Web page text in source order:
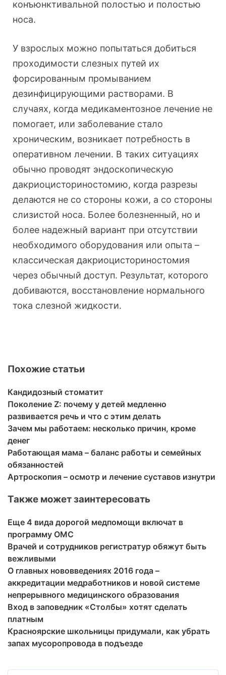
конъюнктивальной полостью и полостью
носа.
У взрослых можно попытаться добиться
проходимости слезных путей их
форсированным промыванием
дезинфицирующими растворами. В
случаях, когда медикаментозное лечение не
помогает, или заболевание стало
хроническим, возникает потребность в
оперативном лечении. В таких ситуациях
обычно проводят эндоскопическую
дакриоцисториностомию, когда разрезы
делаются не со стороны кожи, а со стороны
слизистой носа. Более болезненный, но и
более надежный вариант при отсутствии
необходимого оборудования или опыта –
классическая дакриоцисториностомия
через обычный доступ. Результат, которого
добиваются, восстановление нормального
тока слезной жидкости.
Похожие статьи
Кандидозный стоматит
Поколение Z: почему у детей медленно
развивается речь и что с этим делать
Зачем мы работаем: несколько причин, кроме
денег
Работающая мама – баланс работы и семейных
обязанностей
Артроскопия – осмотр и лечение суставов изнутри
Также может заинтересовать
Еще 4 вида дорогой медпомощи включат в
программу ОМС
Врачей и сотрудников регистратур обяжут быть
вежливыми
О главных нововведениях 2016 года –
аккредитации медработников и новой системе
непрерывного медицинского образования
Вход в заповедник «Столбы» хотят сделать
платным
Красноярские школьницы придумали, как убрать
запах мусоропровода в подъезде